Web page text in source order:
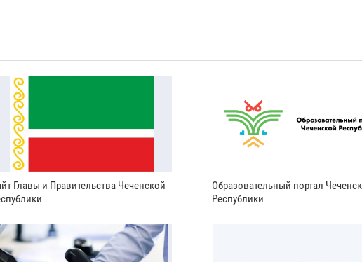
Главы и Правительства Чеченской
Образовательный портал
Республики